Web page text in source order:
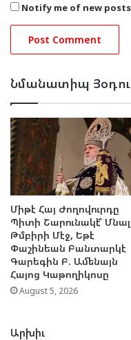
Notify me of new
Նմանատիպ
Միթէ Հայ Ժողովուրդը
Պիտի Շարունակէ՞ Մնալ
Թմբիրի Մէջ, Եթէ
Փաշինեան Բանտարկէ
Գարեգին Բ. Ամենայն
Հայոց Կաթողիկոսը
August 5, 2026
Արխիւ